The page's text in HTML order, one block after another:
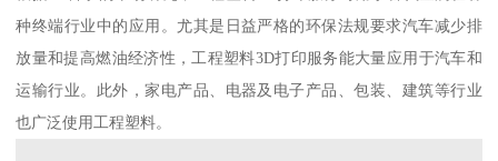
种终端行业中的应用。尤其是日益严格的环保法规要求汽车减少排
放量和提高燃油经济性，工程塑料3D打印服务能大量应用于汽车和
运输行业。此外，家电产品、电器及电子产品、包装、建筑等行业
也广泛使用工程塑料。